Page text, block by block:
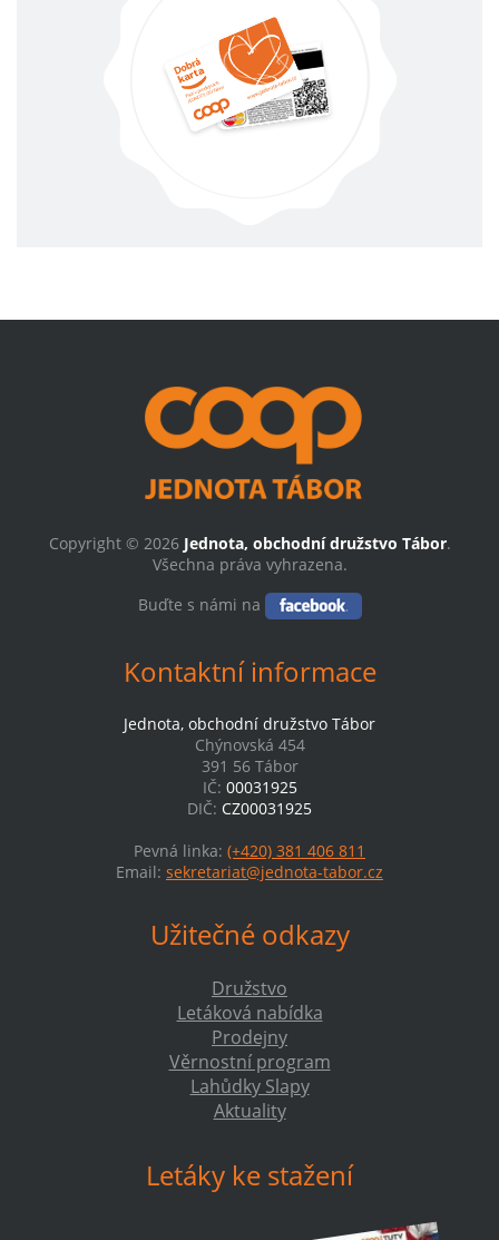
Copyright © 2026 Jednota, obchodní družstvo Tábor.
Všechna práva vyhrazena.
Buďte s námi na
Kontaktní informace
Jednota, obchodní družstvo Tábor
Chýnovská 454
391 56 Tábor
IČ: 00031925
DIČ: CZ00031925
Pevná linka: (+420) 381 406 811
Email: sekretariat@jednota-tabor.cz
Užitečné odkazy
Družstvo
Letáková nabídka
Prodejny
Věrnostní program
Lahůdky Slapy
Aktuality
Letáky ke stažení